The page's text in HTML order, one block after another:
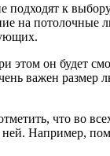
подходят к
на потолочные
он будет
важен размер
что во
Например,